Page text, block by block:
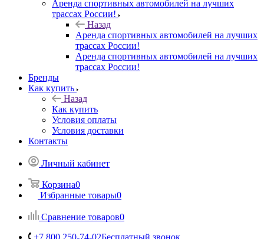
Аренда спортивных автомобилей на лучших
трассах России!
Назад
Аренда спортивных автомобилей на лучших
трассах России!
Аренда спортивных автомобилей на лучших
трассах России!
Бренды
Как купить
Назад
Как купить
Условия оплаты
Условия доставки
Контакты
Личный кабинет
Корзина0
Избранные товары0
Сравнение товаров0
+7 800 250-74-02Бесплатный звонок